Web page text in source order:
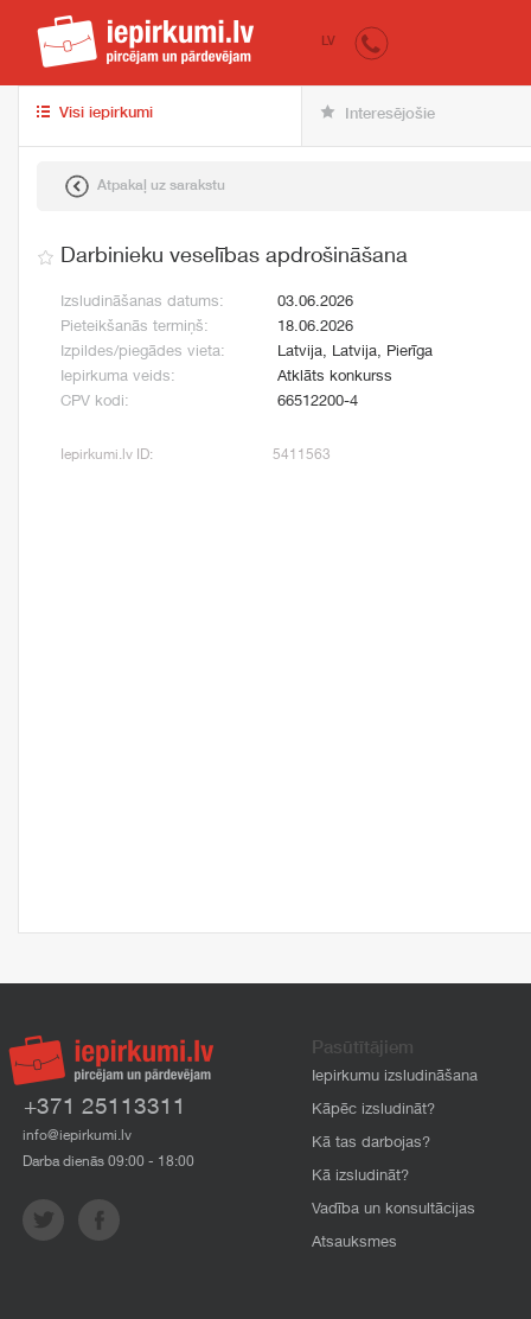
iepirkumi.lv
LV
Visi iepirkumi Interesējošie
Atpakaļ uz sarakstu
Darbinieku veselības apdrošināšana
Izsludināšanas datums:
03.06.2026
Pieteikšanās termiņš:
18.06.2026
Izpildes/piegādes vieta:
Latvija, Latvija, Pierīga
Iepirkuma veids:
Atklāts konkurss
CPV kodi:
66512200-4
Iepirkumi.lv ID: 5411563
+371 25113311
info@iepirkumi.lv
Darba dienās 09:00 - 18:00
Pasūtītājiem
Iepirkumu izsludināšana
Kāpēc izsludināt?
Kā tas darbojas?
Kā izsludināt?
Vadība un konsultācijas
Atsauksmes